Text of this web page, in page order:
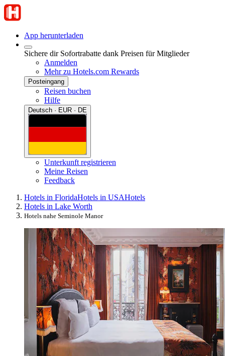
App herunterladen
Sichere dir Sofortrabatte dank Preisen für Mitglieder
Anmelden
Mehr zu Hotels.com Rewards
Posteingang
Reisen buchen
Hilfe
Deutsch · EUR · DE
Unterkunft registrieren
Meine Reisen
Feedback
Hotels in FloridaHotels in USAHotels
Hotels in Lake Worth
Hotels nahe Seminole Manor